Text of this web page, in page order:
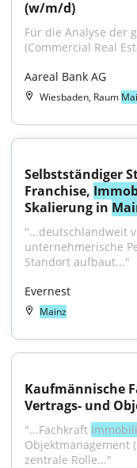
(w/m/d)
Für die Analyse der
(Commercial Real
Aareal Bank AG
Wiesbaden, Raum
Selbstständiger
Franchise,
Skalierung in
"...deutschlandweit
unternehmerische
Standort aufbaut..."
Evernest
Mainz
Kaufmännische
Vertrags- und
"...Fachkraft
Objektmanagement
zentrale Rolle..."